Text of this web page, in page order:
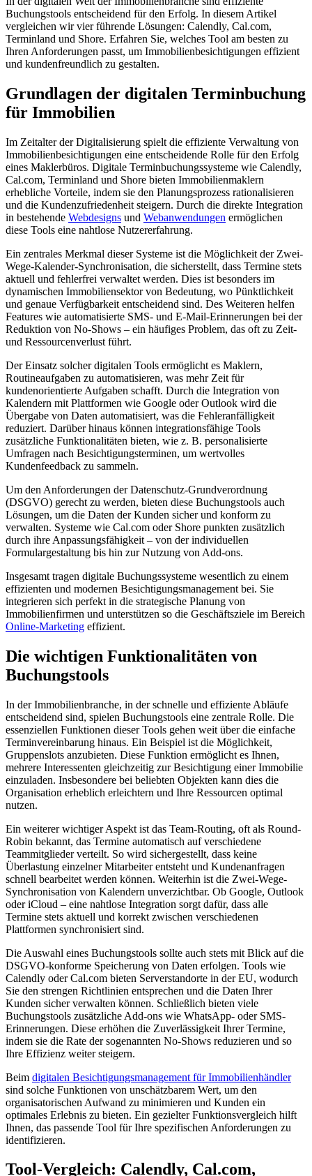
Buchungstools entscheidend für den Erfolg. In diesem Artikel
vergleichen wir vier führende Lösungen: Calendly, Cal.com,
Terminland und Shore. Erfahren Sie, welches Tool am besten zu
Ihren Anforderungen passt, um Immobilienbesichtigungen effizient
und kundenfreundlich zu gestalten.
Grundlagen der digitalen Terminbuchung
für Immobilien
Im Zeitalter der Digitalisierung spielt die effiziente Verwaltung von
Immobilienbesichtigungen eine entscheidende Rolle für den Erfolg
eines Maklerbüros. Digitale Terminbuchungssysteme wie Calendly,
Cal.com, Terminland und Shore bieten Immobilienmaklern
erhebliche Vorteile, indem sie den Planungsprozess rationalisieren
und die Kundenzufriedenheit steigern. Durch die direkte Integration
in bestehende Webdesigns und Webanwendungen ermöglichen
diese Tools eine nahtlose Nutzererfahrung.
Ein zentrales Merkmal dieser Systeme ist die Möglichkeit der Zwei-
Wege-Kalender-Synchronisation, die sicherstellt, dass Termine stets
aktuell und fehlerfrei verwaltet werden. Dies ist besonders im
dynamischen Immobiliensektor von Bedeutung, wo Pünktlichkeit
und genaue Verfügbarkeit entscheidend sind. Des Weiteren helfen
Features wie automatisierte SMS- und E-Mail-Erinnerungen bei der
Reduktion von No-Shows – ein häufiges Problem, das oft zu Zeit-
und Ressourcenverlust führt.
Der Einsatz solcher digitalen Tools ermöglicht es Maklern,
Routineaufgaben zu automatisieren, was mehr Zeit für
kundenorientierte Aufgaben schafft. Durch die Integration von
Kalendern mit Plattformen wie Google oder Outlook wird die
Übergabe von Daten automatisiert, was die Fehleranfälligkeit
reduziert. Darüber hinaus können integrationsfähige Tools
zusätzliche Funktionalitäten bieten, wie z. B. personalisierte
Umfragen nach Besichtigungsterminen, um wertvolles
Kundenfeedback zu sammeln.
Um den Anforderungen der Datenschutz-Grundverordnung
(DSGVO) gerecht zu werden, bieten diese Buchungstools auch
Lösungen, um die Daten der Kunden sicher und konform zu
verwalten. Systeme wie Cal.com oder Shore punkten zusätzlich
durch ihre Anpassungsfähigkeit – von der individuellen
Formulargestaltung bis hin zur Nutzung von Add-ons.
Insgesamt tragen digitale Buchungssysteme wesentlich zu einem
effizienten und modernen Besichtigungsmanagement bei. Sie
integrieren sich perfekt in die strategische Planung von
Immobilienfirmen und unterstützen so die Geschäftsziele im Bereich
Online-Marketing effizient.
Die wichtigen Funktionalitäten von
Buchungstools
In der Immobilienbranche, in der schnelle und effiziente Abläufe
entscheidend sind, spielen Buchungstools eine zentrale Rolle. Die
essenziellen Funktionen dieser Tools gehen weit über die einfache
Terminvereinbarung hinaus. Ein Beispiel ist die Möglichkeit,
Gruppenslots anzubieten. Diese Funktion ermöglicht es Ihnen,
mehrere Interessenten gleichzeitig zur Besichtigung einer Immobilie
einzuladen. Insbesondere bei beliebten Objekten kann dies die
Organisation erheblich erleichtern und Ihre Ressourcen optimal
nutzen.
Ein weiterer wichtiger Aspekt ist das Team-Routing, oft als Round-
Robin bekannt, das Termine automatisch auf verschiedene
Teammitglieder verteilt. So wird sichergestellt, dass keine
Überlastung einzelner Mitarbeiter entsteht und Kundenanfragen
schnell bearbeitet werden können. Weiterhin ist die Zwei-Wege-
Synchronisation von Kalendern unverzichtbar. Ob Google, Outlook
oder iCloud – eine nahtlose Integration sorgt dafür, dass alle
Termine stets aktuell und korrekt zwischen verschiedenen
Plattformen synchronisiert sind.
Die Auswahl eines Buchungstools sollte auch stets mit Blick auf die
DSGVO-konforme Speicherung von Daten erfolgen. Tools wie
Calendly oder Cal.com bieten Serverstandorte in der EU, wodurch
Sie den strengen Richtlinien entsprechen und die Daten Ihrer
Kunden sicher verwalten können. Schließlich bieten viele
Buchungstools zusätzliche Add-ons wie WhatsApp- oder SMS-
Erinnerungen. Diese erhöhen die Zuverlässigkeit Ihrer Termine,
indem sie die Rate der sogenannten No-Shows reduzieren und so
Ihre Effizienz weiter steigern.
Beim digitalen Besichtigungsmanagement für Immobilienhändler
sind solche Funktionen von unschätzbarem Wert, um den
organisatorischen Aufwand zu minimieren und Kunden ein
optimales Erlebnis zu bieten. Ein gezielter Funktionsvergleich hilft
Ihnen, das passende Tool für Ihre spezifischen Anforderungen zu
identifizieren.
Tool-Vergleich: Calendly, Cal.com,